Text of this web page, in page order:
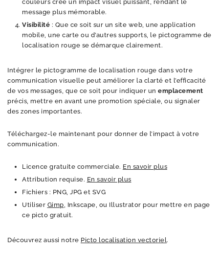
couleurs crée un impact visuel puissant, rendant le
message plus mémorable.
Visibilité : Que ce soit sur un site web, une application
mobile, une carte ou d’autres supports, le pictogramme de
localisation rouge se démarque clairement.
Intégrer le pictogramme de localisation rouge dans votre
communication visuelle peut améliorer la clarté et l’efficacité
de vos messages, que ce soit pour indiquer un emplacement
précis, mettre en avant une promotion spéciale, ou signaler
des zones importantes.
Téléchargez-le maintenant pour donner de l’impact à votre
communication.
Licence gratuite commerciale. En savoir plus
Attribution requise. En savoir plus
Fichiers : PNG, JPG et SVG
Utiliser Gimp, Inkscape, ou Illustrator pour mettre en page
ce picto gratuit.
Découvrez aussi notre Picto localisation vectoriel.